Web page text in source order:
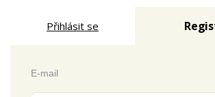
Přihlásit se
E-mail